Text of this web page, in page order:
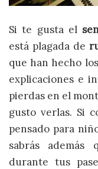
Si te gusta el
está plagada de
que han hecho
explicaciones e
pierdas en el
gusto verlas. Si
pensado para
sabrás además
durante tus